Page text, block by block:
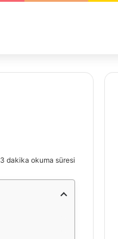
3 dakika okuma süresi